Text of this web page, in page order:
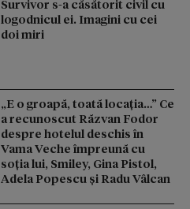
Survivor s-a căsătorit civil cu
logodnicul ei. Imagini cu cei
doi miri
„E o groapă, toată locația…” Ce
a recunoscut Răzvan Fodor
despre hotelul deschis în
Vama Veche împreună cu
soția lui, Smiley, Gina Pistol,
Adela Popescu și Radu Vâlcan